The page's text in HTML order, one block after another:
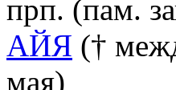
прп. (пам.
АЙЯ (†
мая)